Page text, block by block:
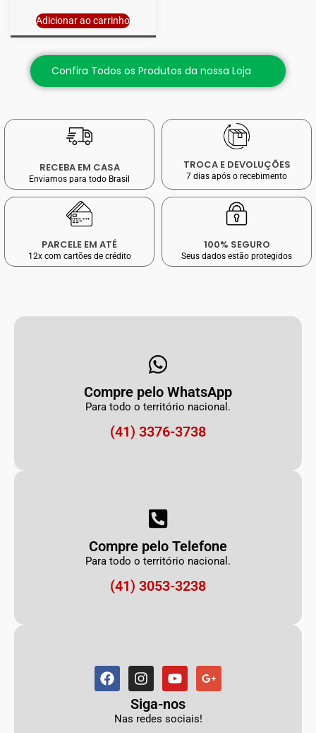
Adicionar ao carrinho
Confira Todos os Produtos da nossa Loja
RECEBA EM CASA
Enviamos para todo Brasil
TROCA E DEVOLUÇÕES
7 dias após o recebimento
PARCELE EM ATÉ
12x com cartões de crédito
100% SEGURO
Seus dados estão protegidos
Compre pelo WhatsApp
Para todo o território nacional.
(41) 3376-3738
Compre pelo Telefone
Para todo o território nacional.
(41) 3053-3238
Siga-nos
Nas redes sociais!